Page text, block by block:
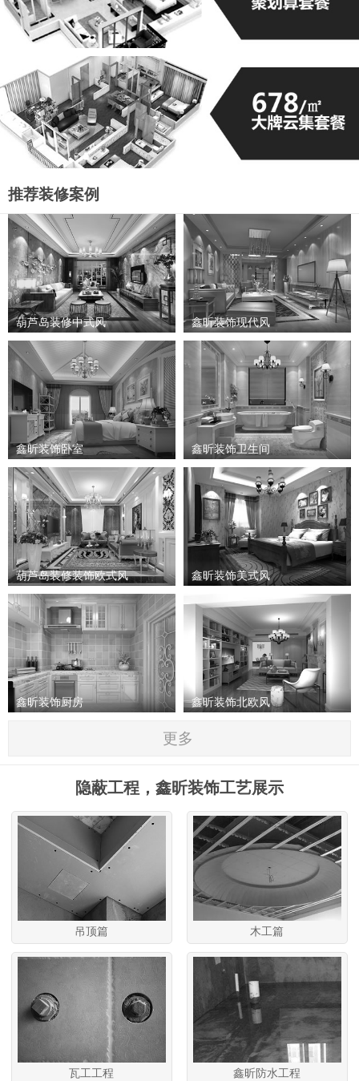
推荐装修案例
葫芦岛装修中式风 鑫昕装饰现代风
鑫昕装饰卧室 鑫昕装饰卫生间
葫芦岛装修装饰欧式风 鑫昕装饰美式风
鑫昕装饰厨房 鑫昕装饰北欧风
更多
隐蔽工程，鑫昕装饰工艺展示
吊顶篇 木工篇
瓦工工程 鑫昕防水工程